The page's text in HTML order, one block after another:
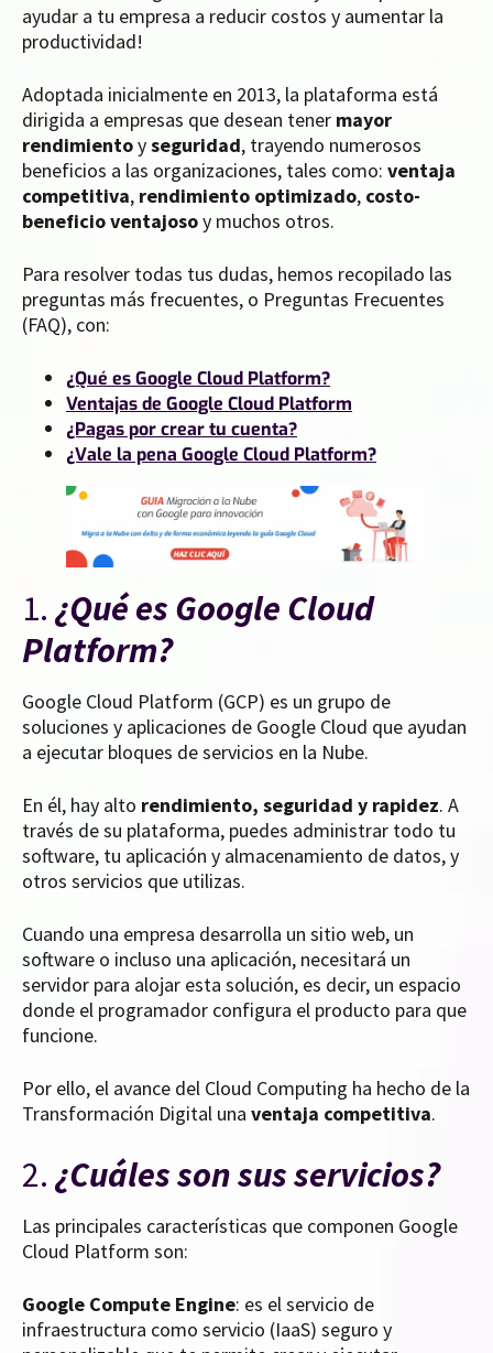
ayudar a tu empresa a reducir costos y aumentar la
productividad!
Adoptada inicialmente en 2013, la plataforma está
dirigida a empresas que desean tener mayor
rendimientoyseguridad, trayendo numerosos
beneficios a las organizaciones, tales como: ventaja
competitiva, rendimiento optimizado, costo-
beneficio ventajosoy muchos otros.
Para resolver todas tus dudas, hemos recopilado las
preguntas más frecuentes, o Preguntas Frecuentes
(FAQ), con:
¿Qué es Google Cloud Platform?
Ventajas de Google Cloud Platform
¿Pagas por crear tu cuenta?
¿Vale la pena Google Cloud Platform?
1. ¿Qué es Google Cloud
Platform?
Google Cloud Platform (GCP) es un grupo de
soluciones y aplicaciones de Google Cloud que ayudan
a ejecutar bloques de servicios en la Nube.
En él, hay alto rendimiento, seguridad y rapidez. A
través de su plataforma, puedes administrar todo tu
software, tu aplicación y almacenamiento de datos, y
otros servicios que utilizas.
Cuando una empresa desarrolla un sitio web, un
software o incluso una aplicación, necesitará un
servidor para alojar esta solución, es decir, un espacio
donde el programador configura el producto para que
funcione.
Por ello, el avance del Cloud Computing ha hecho de la
Transformación Digital una ventaja competitiva.
2. ¿Cuáles son sus servicios?
Las principales características que componen Google
Cloud Platform son:
Google Compute Engine: es el servicio de
infraestructura como servicio (IaaS) seguro y